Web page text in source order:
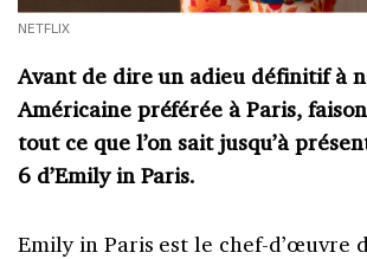
NETFLIX
Avant de dire un adieu définitif à
Américaine préférée à Paris,
tout ce que l’on sait jusqu’à
6 d’Emily in Paris.
Emily in Paris est le chef-d’œuvre